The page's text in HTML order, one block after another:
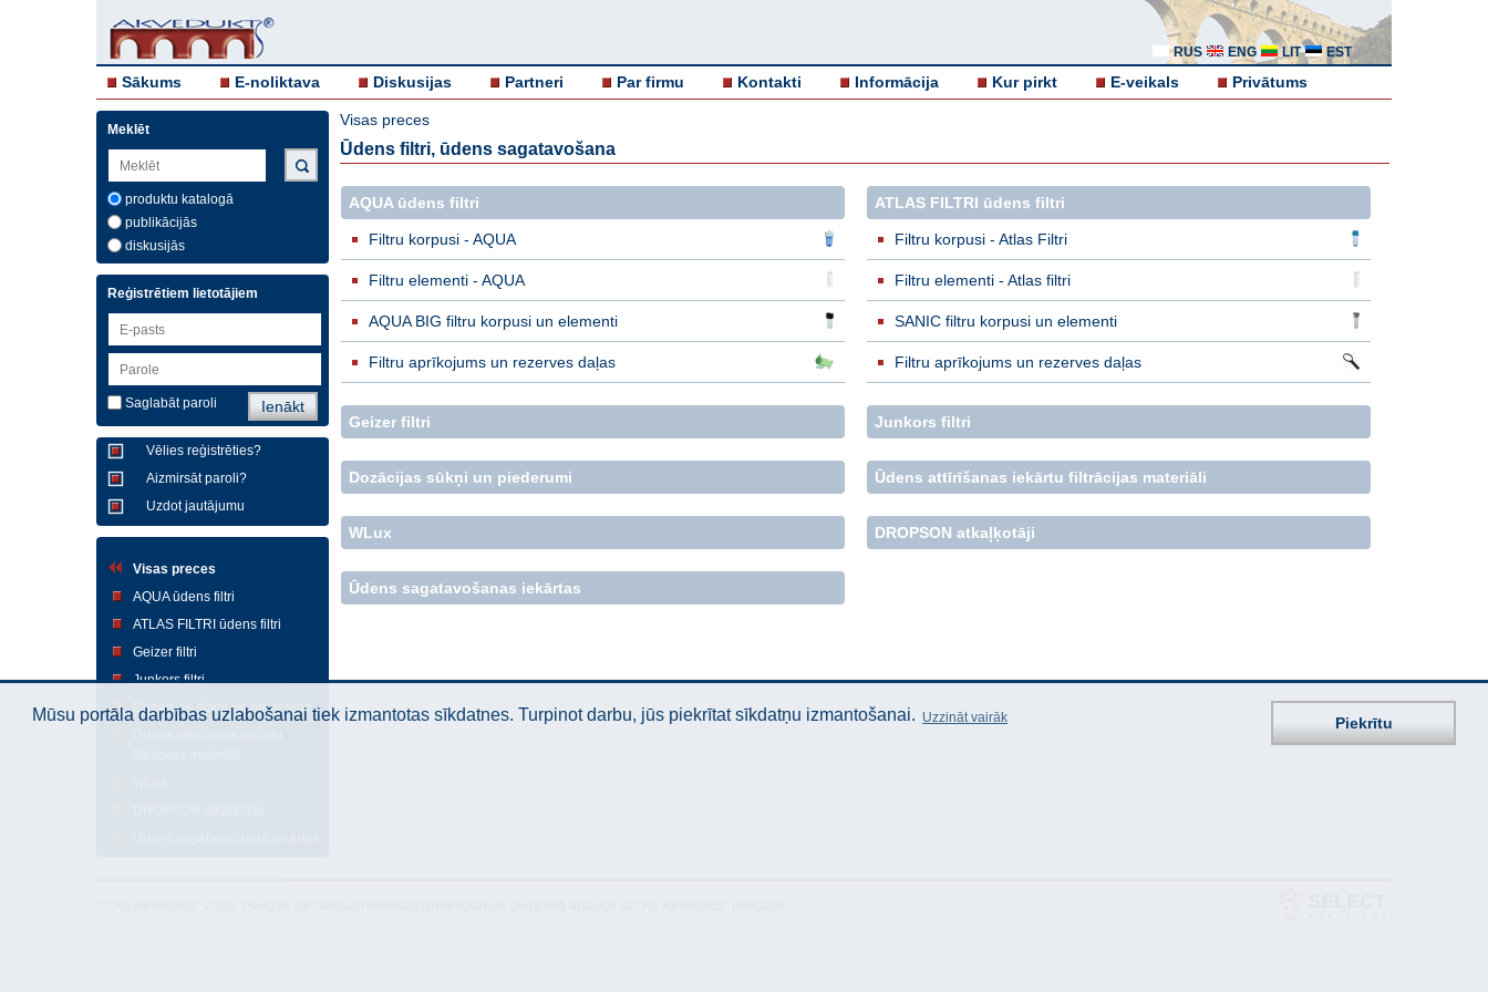
RUS ENG LIT EST
Sākums E-noliktava Diskusijas Partneri Par firmu Kontakti Informācija Kur pirkt E-veikals Privātums
Meklēt
produktu katalogā
publikācijās
diskusijās
Reģistrētiem lietotājiem
Saglabāt paroli
Vēlies reģistrēties?
Aizmirsāt paroli?
Uzdot jautājumu
Visas preces
AQUA ūdens filtri
ATLAS FILTRI ūdens filtri
Geizer filtri
Junkors filtri
Dozācijas sūkņi un piederumi
Visas preces
Ūdens filtri, ūdens sagatavošana
AQUA ūdens filtri
Filtru korpusi - AQUA
Filtru elementi - AQUA
AQUA BIG filtru korpusi un elementi
Filtru aprīkojums un rezerves daļas
ATLAS FILTRI ūdens filtri
Filtru korpusi - Atlas Filtri
Filtru elementi - Atlas filtri
SANIC filtru korpusi un elementi
Filtru aprīkojums un rezerves daļas
Geizer filtri Junkors filtri
Dozācijas sūkņi un piederumi Ūdens attīrīšanas iekārtu filtrācijas materiāli
WLux DROPSON atkaļķotāji
Ūdens sagatavošanas iekārtas
Mūsu portāla darbības uzlabošanai tiek izmantotas sīkdatnes. Turpinot darbu, jūs piekrītat sīkdatņu izmantošanai. Uzzināt vairāk Piekrītu